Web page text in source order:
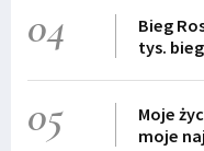
04
Bieg
tys.
05
Moje
moje